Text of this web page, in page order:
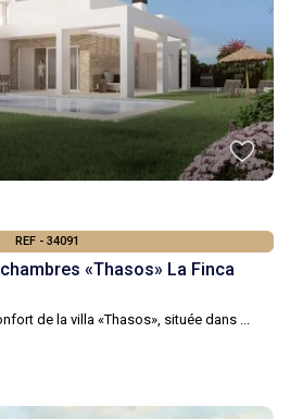
REF - 34091
«Thasos» La Finca
de la villa «Thasos», située dans